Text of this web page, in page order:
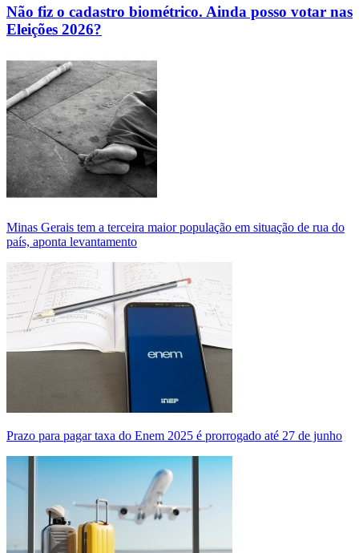
Não fiz o cadastro biométrico. Ainda posso votar nas
Eleições 2026?
Minas Gerais tem a terceira maior população em situação de rua do
país, aponta levantamento
Prazo para pagar taxa do Enem 2025 é prorrogado até 27 de junho